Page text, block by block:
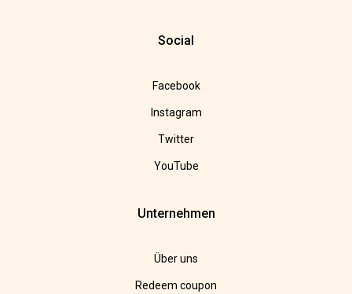
Social
Facebook
Instagram
Twitter
YouTube
Unternehmen
Über uns
Redeem coupon